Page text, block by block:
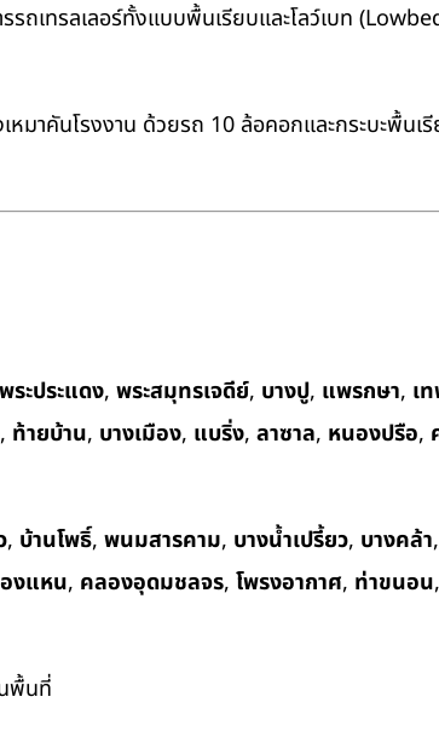
เทรลเลอร์ทั้งแบบพื้นเรียบและโลว์เบท
มาคันโรงงาน ด้วยรถ 10 ล้อคอกและกระบะพื้นเ
พระประแดง, พระสมุทรเจดีย์, บางปู, แพรกษา, เ
, ท้ายบ้าน, บางเมือง, แบริ่ง, ลาซาล, หนองปรือ,
, บ้านโพธิ์, พนมสารคาม, บางน้ำเปรี้ยว, บางคล้า,
งแหน, คลองอุดมชลจร, โพรงอากาศ, ท่าขนอน,
พื้นที่